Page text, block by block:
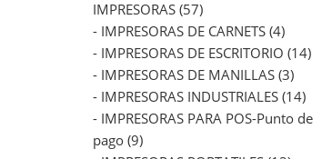
IMPRESORAS (57)
- IMPRESORAS DE CARNETS (4)
- IMPRESORAS DE ESCRITORIO (14)
- IMPRESORAS DE MANILLAS (3)
- IMPRESORAS INDUSTRIALES (14)
- IMPRESORAS PARA POS-Punto de
pago (9)